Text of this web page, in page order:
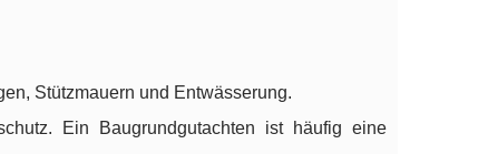
Stützmauern und Entwässerung.
Ein Baugrundgutachten ist häufig eine